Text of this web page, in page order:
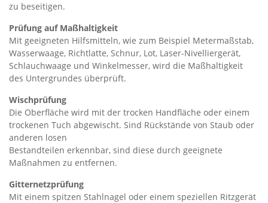
zu beseitigen.
Prüfung auf Maßhaltigkeit
Mit geeigneten Hilfsmitteln, wie zum Beispiel Metermaßstab,
Wasserwaage, Richtlatte, Schnur, Lot, Laser-Nivelliergerät,
Schlauchwaage und Winkelmesser, wird die Maßhaltigkeit
des Untergrundes überprüft.
Wischprüfung
Die Oberfläche wird mit der trocken Handfläche oder einem
trockenen Tuch abgewischt. Sind Rückstände von Staub oder
anderen losen
Bestandteilen erkennbar, sind diese durch geeignete
Maßnahmen zu entfernen.
Gitternetzprüfung
Mit einem spitzen Stahlnagel oder einem speziellen Ritzgerät